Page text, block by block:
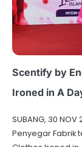
Scentify by
Ironed in A
SUBANG, 30
Penyegar Fabrik